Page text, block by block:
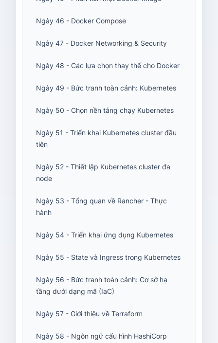
Ngày 46 - Docker Compose
Ngày 47 - Docker Networking & Security
Ngày 48 - Các lựa chọn thay thế cho Docker
Ngày 49 - Bức tranh toàn cảnh: Kubernetes
Ngày 50 - Chọn nền tảng chạy Kubernetes
Ngày 51 - Triển khai Kubernetes cluster đầu
tiên
Ngày 52 - Thiết lập Kubernetes cluster đa
node
Ngày 53 - Tổng quan về Rancher - Thực
hành
Ngày 54 - Triển khai ứng dụng Kubernetes
Ngày 55 - State và Ingress trong Kubernetes
Ngày 56 - Bức tranh toàn cảnh: Cơ sở hạ
tầng dưới dạng mã (IaC)
Ngày 57 - Giới thiệu về Terraform
Ngày 58 - Ngôn ngữ cấu hình HashiCorp